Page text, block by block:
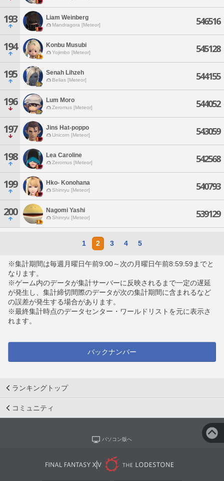
193 Liam Weinberg
Mandragora [Meteor] 546516
194 Konbu Musubi
Yojimbo [Meteor] 545128
195 Senah Lihzeh
Belias [Meteor] 544155
196 Lum Moro
Zeromus [Meteor] 544052
197 Jins Hat-poppo
Unicorn [Meteor] 543059
198 Lea Caroline
Zeromus [Meteor] 542568
199 Hko- Konohana
Shinryu [Meteor] 540793
200 Nagomi Yashi
Shinryu [Meteor] 539129
1 2 3 4 5
※集計期間は毎週月曜日午前9:00～次の月曜日午前8:59:59までと
なります。
※ゲーム内のデータが集計サーバーに反映されるまで一定の遅延
が発生し、集計締切間際のデータが次の集計期間に含まれるなど
の誤差が発生する場合があります。
※最終集計時点のデータセンター・ワールドリストを元に表示さ
れます。
バックナンバー
ランキングトップ
コミュニティ
パソコン版へ